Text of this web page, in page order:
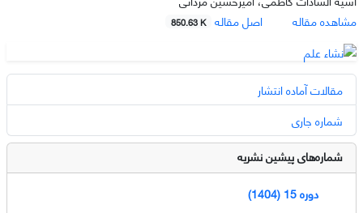
مشاهده مقاله
اصل مقاله 850.63 K
مقالات آماده انتشار
شماره جاری
شماره‌های پیشین نشریه
دوره 15 (1404)